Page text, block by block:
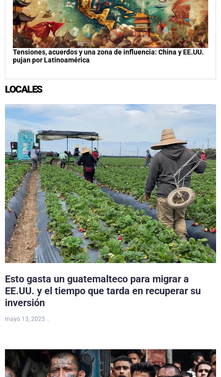
Tensiones, acuerdos y una zona de influencia: China y EE.UU.
pujan por Latinoamérica
LOCALES
Esto gasta un guatemalteco para migrar a
EE.UU. y el tiempo que tarda en recuperar su
inversión
mayo 13, 2025